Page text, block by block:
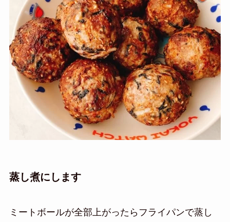
蒸し煮にします
ミートボールが全部上がったらフライパンで蒸し